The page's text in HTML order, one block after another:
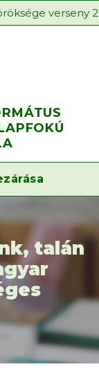
verseny
talán